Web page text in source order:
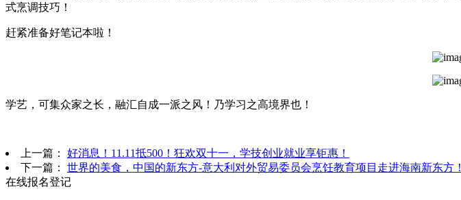
式烹调技巧！
赶紧准备好笔记本啦！
学艺，可集众家之长，融汇自成一派之风！乃学习之高境界也！
上一篇： 好消息！11.11抵500！狂欢双十一，学技创业就业享钜惠！
下一篇： 世界的美食，中国的新东方-意大利对外贸易委员会烹饪教育项目走进海南新东方！
在线报名登记